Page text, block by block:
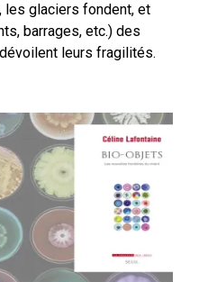
les glaciers fondent, et
barrages, etc.) des
leurs fragilités.